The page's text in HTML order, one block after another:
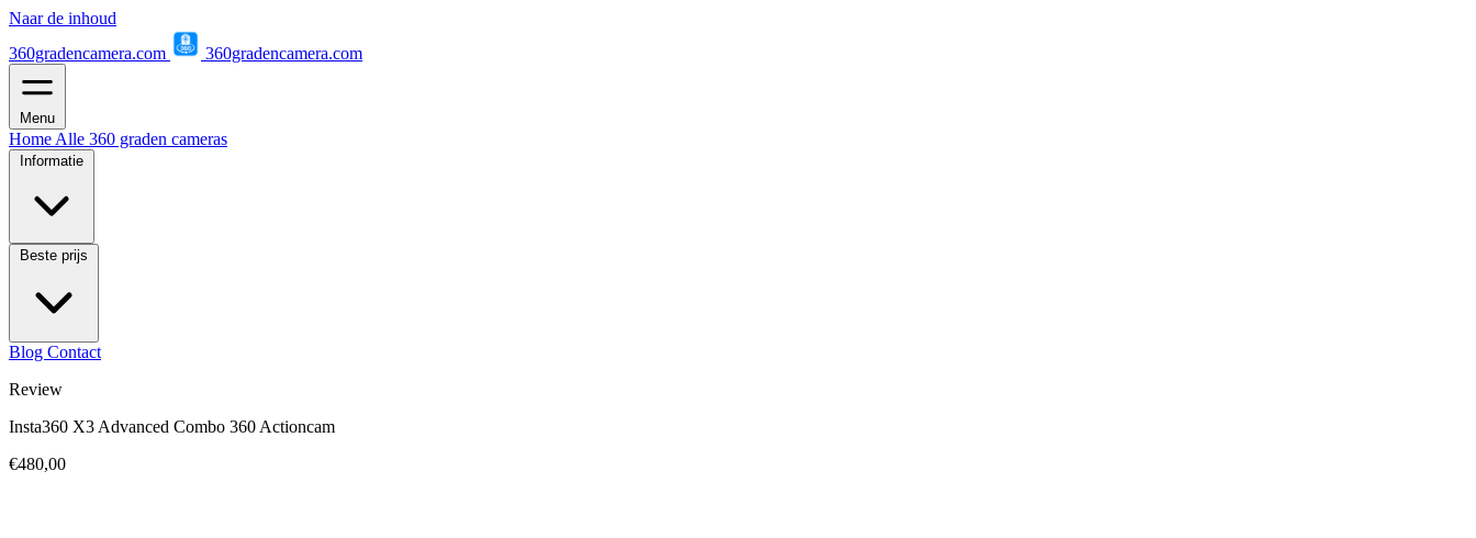
Naar de inhoud
360gradencamera.com
360gradencamera.com
Menu
Home Alle 360 graden cameras
Informatie
Beste prijs
Blog Contact
Review
Insta360 X3 Advanced Combo 360 Actioncam
€480,00